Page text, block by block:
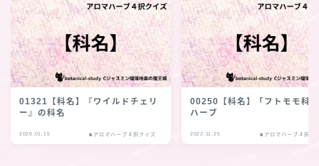
01321【科名】『ワイルドチェリ
ー』の科名
2026.01.15 ■アロマハーブ４択クイズ
00250【科名】「フトモモ科
ハーブ
2022.11.25 ■アロマハーブ４択ク